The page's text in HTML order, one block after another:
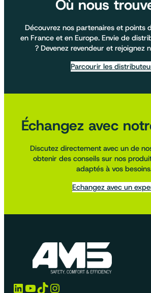
Où nous
Découvrez nos partenaires et points
en France et en Europe. Envie de
? Devenez revendeur et rejoignez
Parcourir les
Échangez avec
Discutez directement avec un de
obtenir des conseils sur nos
adaptés à vos
Echangez avec un
LinkedIn YouTube TikTok Instagram